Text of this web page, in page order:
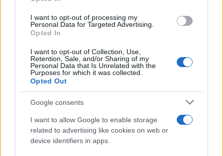
I want to opt-out of processing my
Personal Data for Targeted Advertising.
Opted In
I want to opt-out of Collection, Use,
Retention, Sale, and/or Sharing of my
Personal Data that Is Unrelated with the
Purposes for which it was collected.
Opted Out
Google consents
I want to allow Google to enable storage
related to advertising like cookies on web or
device identifiers in apps.
riapplica con movimenti ampi.
Zone critichespalle, orecchie, dorso piedi con
stickper precisione; labbra con balsamo SPF
dedicato.
Per chi desidera un aspetto curato in spiaggia: mix
SPFglow etintalabbra no-transfer; sopracciglia
pettinate e mascara waterproof. Evita oli profumati
prima dell’esposizione: possono interferire con la
film-forminge aumentare sensibilità cutanea. Una
idratante senza alcol tra una riapplicazione e
l’altra mantiene comfort e rende uniforme lo strato